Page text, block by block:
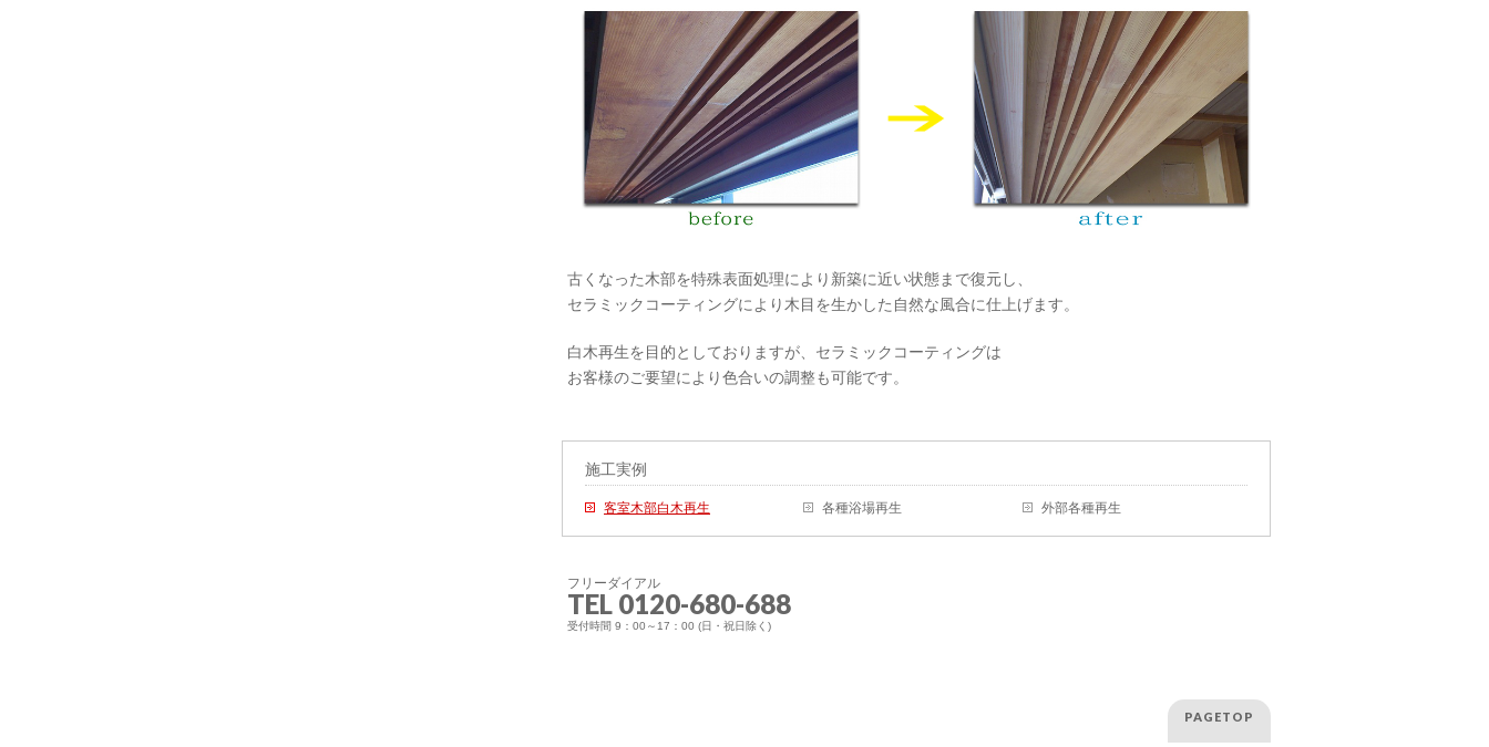
古くなった木部を特殊表面処理により新築に近い状態まで復元し、
セラミックコーティングにより木目を生かした自然な風合に仕上げます。
白木再生を目的としておりますが、セラミックコーティングは
お客様のご要望により色合いの調整も可能です。
施工実例
客室木部白木再生 各種浴場再生 外部各種再生
フリーダイアル
TEL 0120-680-688
受付時間 9：00～17：00 (日・祝日除く)
PAGETOP